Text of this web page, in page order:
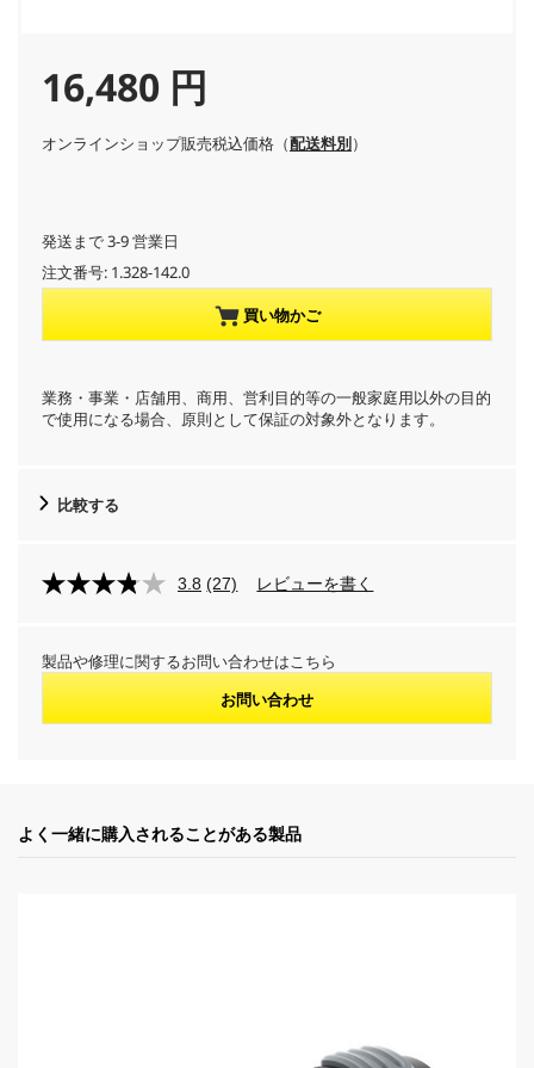
C
u
r
e
n
t
p
r
d
u
c
r
16,480 円
オンラインショップ販売税込価格（配送料別）
発送まで 3-9 営業日
注文番号: 1.328-142.0
買い物かご
業務・事業・店舗用、商用、営利目的等の一般家庭用以外の目的
で使用になる場合、原則として保証の対象外となります。
比較する
3.8 (27) レビューを書く
製品や修理に関するお問い合わせはこちら
お問い合わせ
よく一緒に購入されることがある製品